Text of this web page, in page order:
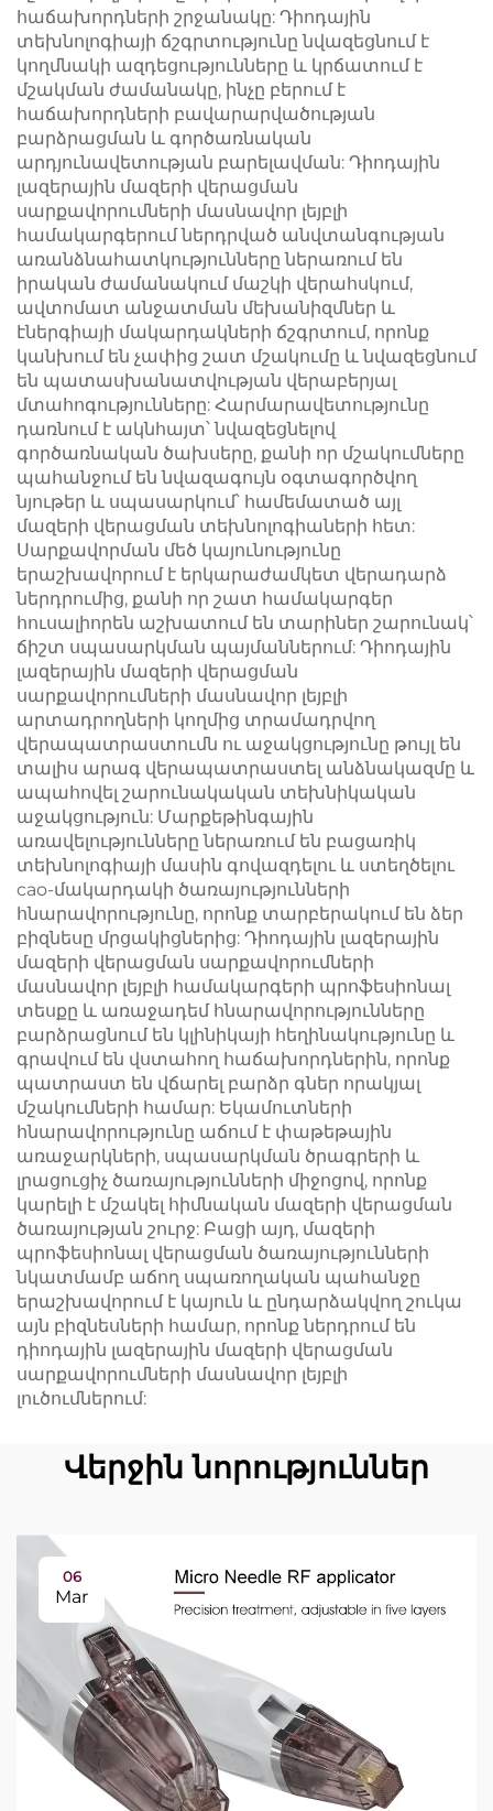
հաճախորդների շրջանակը: Դիոդային
տեխնոլոգիայի ճշգրտությունը նվազեցնում է
կողմնակի ազդեցությունները և կրճատում է
մշակման ժամանակը, ինչը բերում է
հաճախորդների բավարարվածության
բարձրացման և գործառնական
արդյունավետության բարելավման: Դիոդային
լազերային մազերի վերացման
սարքավորումների մասնավոր լեյբլի
համակարգերում ներդրված անվտանգության
առանձնահատկությունները ներառում են
իրական ժամանակում մաշկի վերահսկում,
ավտոմատ անջատման մեխանիզմներ և
էներգիայի մակարդակների ճշգրտում, որոնք
կանխում են չափից շատ մշակումը և նվազեցնում
են պատասխանատվության վերաբերյալ
մտահոգությունները: Հարմարավետությունը
դառնում է ակնհայտ՝ նվազեցնելով
գործառնական ծախսերը, քանի որ մշակումները
պահանջում են նվազագույն օգտագործվող
նյութեր և սպասարկում՝ համեմատած այլ
մազերի վերացման տեխնոլոգիաների հետ:
Սարքավորման մեծ կայունությունը
երաշխավորում է երկարաժամկետ վերադարձ
ներդրումից, քանի որ շատ համակարգեր
հուսալիորեն աշխատում են տարիներ շարունակ՝
ճիշտ սպասարկման պայմաններում: Դիոդային
լազերային մազերի վերացման
սարքավորումների մասնավոր լեյբլի
արտադրողների կողմից տրամադրվող
վերապատրաստումն ու աջակցությունը թույլ են
տալիս արագ վերապատրաստել անձնակազմը և
ապահովել շարունակական տեխնիկական
աջակցություն: Մարքեթինգային
առավելությունները ներառում են բացառիկ
տեխնոլոգիայի մասին գովազդելու և ստեղծելու
cao-մակարդակի ծառայությունների
հնարավորությունը, որոնք տարբերակում են ձեր
բիզնեսը մրցակիցներից: Դիոդային լազերային
մազերի վերացման սարքավորումների
մասնավոր լեյբլի համակարգերի պրոֆեսիոնալ
տեսքը և առաջադեմ հնարավորությունները
բարձրացնում են կլինիկայի հեղինակությունը և
գրավում են վստահող հաճախորդներին, որոնք
պատրաստ են վճարել բարձր գներ որակյալ
մշակումների համար: Եկամուտների
հնարավորությունը աճում է փաթեթային
առաջարկների, սպասարկման ծրագրերի և
լրացուցիչ ծառայությունների միջոցով, որոնք
կարելի է մշակել հիմնական մազերի վերացման
ծառայության շուրջ: Բացի այդ, մազերի
պրոֆեսիոնալ վերացման ծառայությունների
նկատմամբ աճող սպառողական պահանջը
երաշխավորում է կայուն և ընդարձակվող շուկա
այն բիզնեսների համար, որոնք ներդրում են
դիոդային լազերային մազերի վերացման
սարքավորումների մասնավոր լեյբլի
լուծումներում:
Վերջին նորություններ
06
Mar